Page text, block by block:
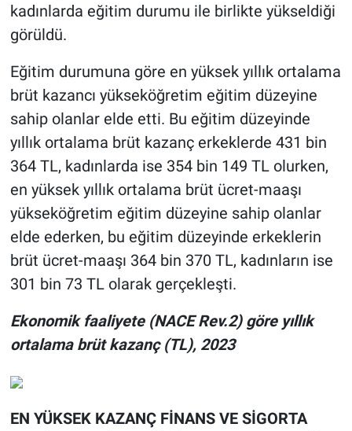
kadınlarda eğitim durumu ile birlikte yükseldiği
görüldü.
Eğitim durumuna göre en yüksek yıllık ortalama
brüt kazancı yükseköğretim eğitim düzeyine
sahip olanlar elde etti. Bu eğitim düzeyinde
yıllık ortalama brüt kazanç erkeklerde 431 bin
364 TL, kadınlarda ise 354 bin 149 TL olurken,
en yüksek yıllık ortalama brüt ücret-maaşı
yükseköğretim eğitim düzeyine sahip olanlar
elde ederken, bu eğitim düzeyinde erkeklerin
brüt ücret-maaşı 364 bin 370 TL, kadınların ise
301 bin 73 TL olarak gerçekleşti.
Ekonomik faaliyete (NACE Rev.2) göre yıllık
ortalama brüt kazanç (TL), 2023
EN YÜKSEK KAZANÇ FİNANS VE SİGORTA